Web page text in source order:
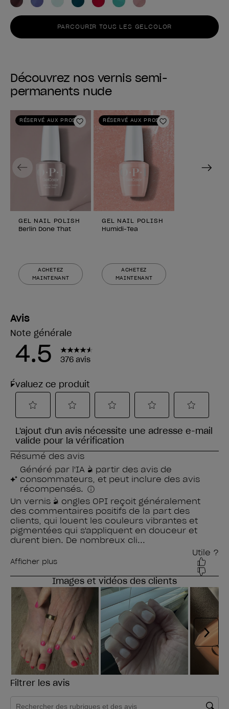
PARCOURIR TOUS LES GELCOLOR
Découvrez nos vernis semi-
permanents nude
RÉSERVÉ AUX PROS
Ajouter aux favoris
GEL NAIL POLISH
Berlin Done That
ACHETEZ
MAINTENANT
RÉSERVÉ AUX PROS
Ajouter aux
GEL NAIL POLISH
Humidi-Tea
ACHETEZ
MAINTENANT
Previous Next